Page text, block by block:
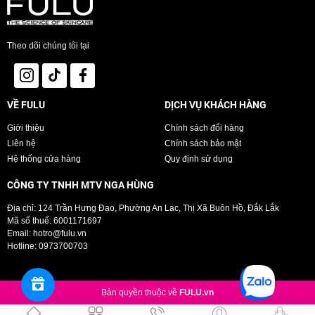
Rửa mặt và tẩy trang sạch hiệu quả.
Thúc đẩy máu huyết lưu thông.
Sản phẩm mềm mịn, dễ chịu khi sử dụng.
Bảo quản:
Bảo quản bông nơi khô ráo, sạch sẽ.
Kích thước sản phẩm:
Thương hiệu:Vacosi
Xuất xứ: Hàn Quốc
Theo dõi chúng tôi tại
VỀ FULU
Giới thiệu
Liên hệ
Hệ thống cửa hàng
DỊCH VỤ KHÁCH HÀNG
Chính sách đổi hàng
Chính sách bảo mật
Quy định sử dụng
CÔNG TY TNHH MTV NGA HÙNG
Địa chỉ: 124 Trần Hưng Đạo, Phường An Lạc, Thị Xã Buôn Hồ, Đắk Lắk
Mã số thuế: 6001171697
Email: hotro@fulu.vn
Hotline: 0973700703
Bản quyền thuộc về FULU.vn